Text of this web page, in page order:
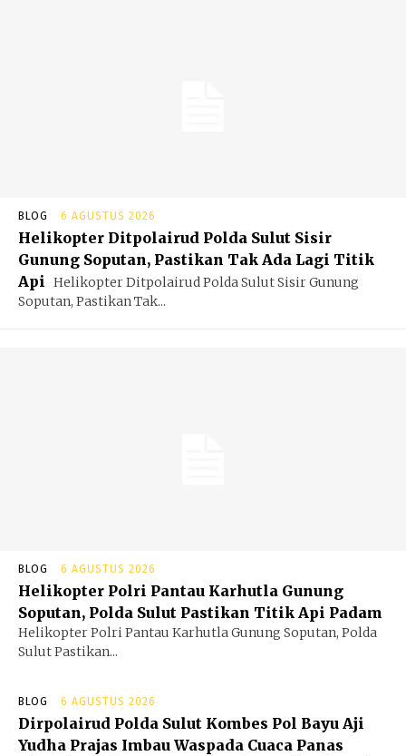
BLOG 6 AGUSTUS 2026
Helikopter Ditpolairud Polda Sulut Sisir
Gunung Soputan, Pastikan Tak Ada Lagi Titik
Api Helikopter Ditpolairud Polda Sulut Sisir Gunung
Soputan, Pastikan Tak...
BLOG 6 AGUSTUS 2026
Helikopter Polri Pantau Karhutla Gunung
Soputan, Polda Sulut Pastikan Titik Api Padam
Helikopter Polri Pantau Karhutla Gunung Soputan, Polda
Sulut Pastikan...
BLOG 6 AGUSTUS 2026
Dirpolairud Polda Sulut Kombes Pol Bayu Aji
Yudha Prajas Imbau Waspada Cuaca Panas